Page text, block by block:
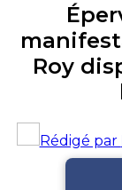
Roy
Rédigé par